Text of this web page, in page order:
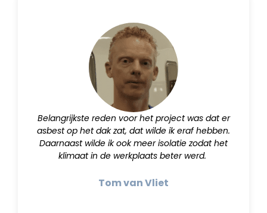
Belangrijkste reden voor het project was dat er
asbest op het dak zat, dat wilde ik eraf hebben.
Daarnaast wilde ik ook meer isolatie zodat het
klimaat in de werkplaats beter werd.
Tom van Vliet